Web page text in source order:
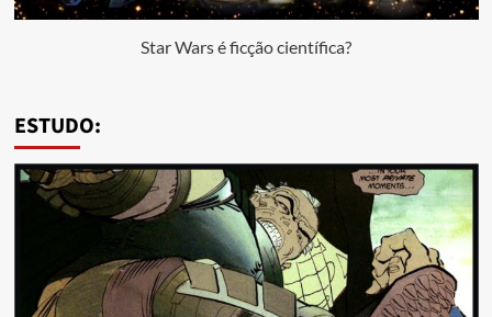
Star Wars é ficção científica?
ESTUDO: